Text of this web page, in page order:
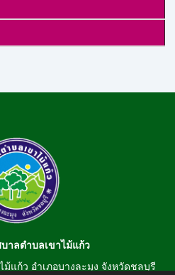
าลตำบลเขาไม้แก้ว
ม้แก้ว อำเภอบางละมุง จังหวัดชลบุรี